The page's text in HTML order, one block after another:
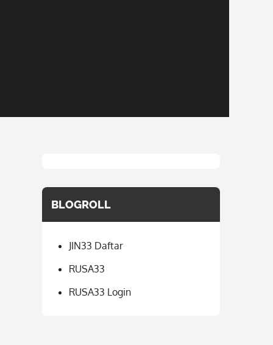
BLOGROLL
JIN33 Daftar
RUSA33
RUSA33 Login